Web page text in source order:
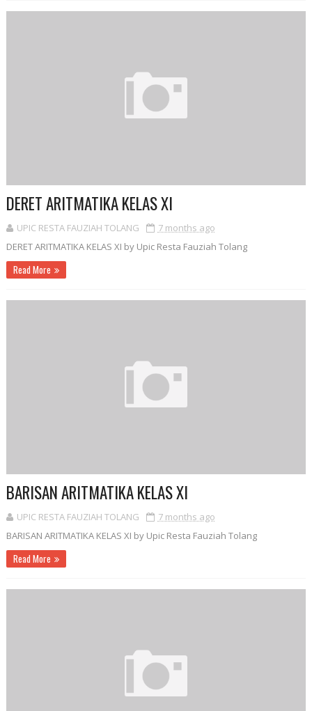
DERET ARITMATIKA KELAS XI
UPIC RESTA FAUZIAH TOLANG
7 months ago
DERET ARITMATIKA KELAS XI by Upic Resta Fauziah Tolang
Read More
BARISAN ARITMATIKA KELAS XI
UPIC RESTA FAUZIAH TOLANG
7 months ago
BARISAN ARITMATIKA KELAS XI by Upic Resta Fauziah Tolang
Read More